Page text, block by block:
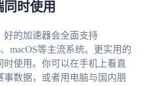
时使用
好的加速器会全面支持
macOS等主流系统。更实用的
时使用。你可以在手机上看直
数据，或者用电脑与国内朋